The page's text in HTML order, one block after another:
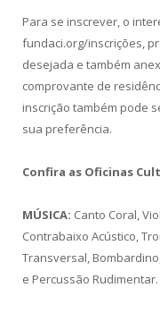
Para se inscrever, o
fundaci.org/inscrições,
desejada e também
comprovante de
inscrição também pode
sua preferência.
Confira as Oficinas
MÚSICA: Canto Coral,
Contrabaixo Acústico,
Transversal,
e Percussão Rudimentar.